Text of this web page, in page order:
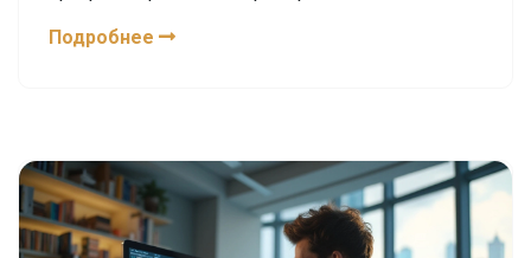
затраты и как можно оптимизировать расходы.
Подробнее